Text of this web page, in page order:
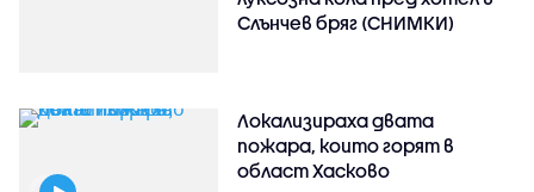
Слънчев бряг (СНИМКИ)
Локализираха двата
пожара, които горят в
област Хасково